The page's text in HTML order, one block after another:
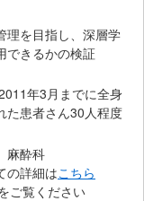
理を目指し、深層学
できるかの検証
年3月までに全身
た患者さん30人程度
麻酔科
の詳細はこちら
ご覧ください